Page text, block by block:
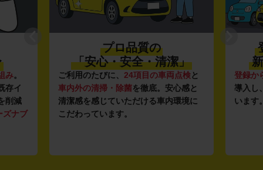
み。
存イ
削減
ズナブ
プロ品質の
「安心・安全・清潔」
ご利用のたびに、 24項目の車両点検と
車内外の清掃・除菌を徹底。安心感と
清潔感を感じていただける車内環境に
こだわっています。
登録か
導入し
います